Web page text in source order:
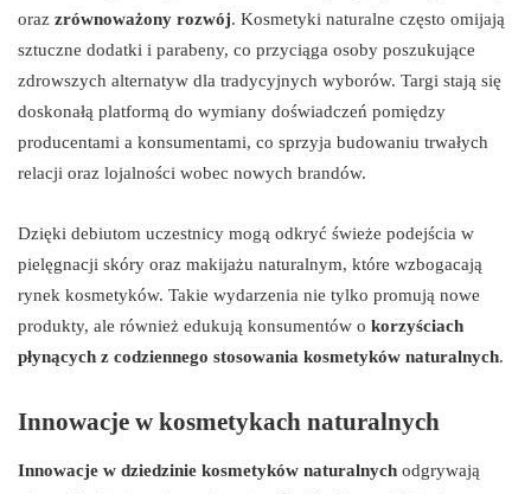
oraz zrównoważony rozwój. Kosmetyki naturalne często omijają
sztuczne dodatki i parabeny, co przyciąga osoby poszukujące
zdrowszych alternatyw dla tradycyjnych wyborów. Targi stają się
doskonałą platformą do wymiany doświadczeń pomiędzy
producentami a konsumentami, co sprzyja budowaniu trwałych
relacji oraz lojalności wobec nowych brandów.
Dzięki debiutom uczestnicy mogą odkryć świeże podejścia w
pielęgnacji skóry oraz makijażu naturalnym, które wzbogacają
rynek kosmetyków. Takie wydarzenia nie tylko promują nowe
produkty, ale również edukują konsumentów o korzyściach
płynących z codziennego stosowania kosmetyków naturalnych.
Innowacje w kosmetykach naturalnych
Innowacje w dziedzinie kosmetyków naturalnych odgrywają